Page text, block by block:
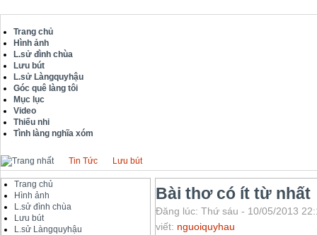
Trang chủ
Hình ảnh
L.sử đình chùa
Lưu bút
L.sử Làngquyhậu
Góc quê làng tôi
Mục lục
Video
Thiếu nhi
Tình làng nghĩa xóm
Tin Tức Lưu bút
Trang chủ
Hình ảnh
L.sử đình chùa
Lưu bút
L.sử Làngquyhậu
Bài thơ có ít từ nhất
Đăng lúc: Thứ sáu - 10/05/2013
viết: nguoiquyhau